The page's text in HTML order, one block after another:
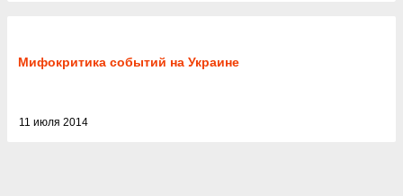
Мифокритика событий на Украине
11 июля 2014